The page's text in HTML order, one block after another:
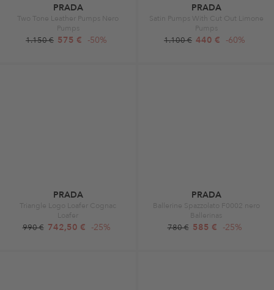
PRADA
Two Tone Leather Pumps Nero
Pumps
1.150 € 575 € -50%
PRADA
Satin Pumps With Cut Out Limone
Pumps
1.100 € 440 € -60%
PRADA
Triangle Logo Loafer Cognac
Loafer
990 € 742,50 € -25%
PRADA
Ballerine Spazzolato F0002 nero
Ballerinas
780 € 585 € -25%